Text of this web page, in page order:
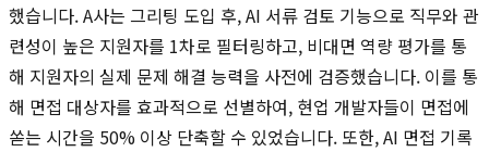
했습니다. A사는 그리팅 도입 후, AI 서류 검토 기능으로 직무와 관
련성이 높은 지원자를 1차로 필터링하고, 비대면 역량 평가를 통
해 지원자의 실제 문제 해결 능력을 사전에 검증했습니다. 이를 통
해 면접 대상자를 효과적으로 선별하여, 현업 개발자들이 면접에
쏟는 시간을 50% 이상 단축할 수 있었습니다. 또한, AI 면접 기록